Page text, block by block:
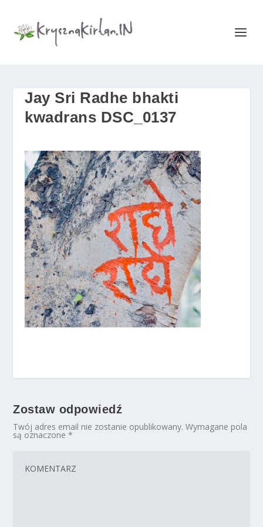
Jay Sri Radhe bhakti
kwadrans DSC_0137
Zostaw odpowiedź
Twój adres email nie zostanie opublikowany. Wymagane pola
są oznaczone*